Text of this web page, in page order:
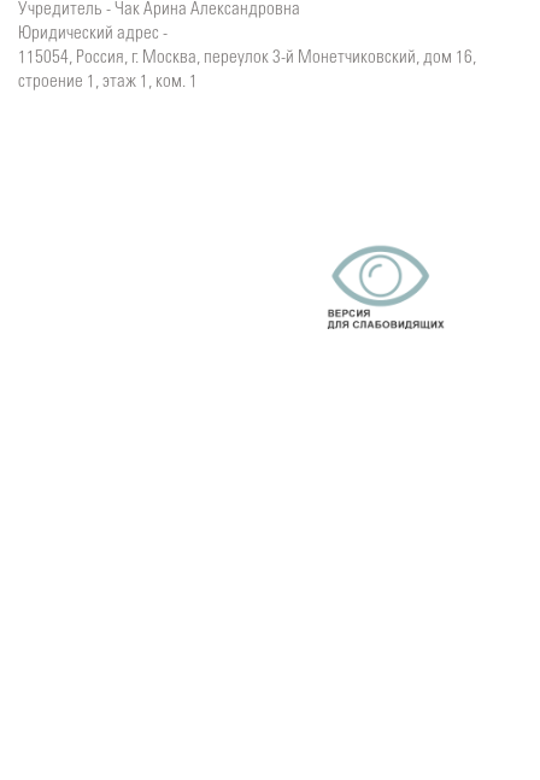
Учредитель - Чак Арина Александровна
Юридический адрес -
115054, Россия, г. Москва, переулок 3-й Монетчиковский, дом 16,
строение 1, этаж 1, ком. 1